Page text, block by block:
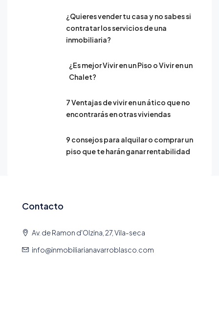
¿Quieres vender tu casa y no sabes si
contratar los servicios de una
inmobiliaria?
¿Es mejor Vivir en un Piso o Vivir en un
Chalet?
7 Ventajas de vivir en un ático que no
encontrarás en otras viviendas
9 consejos para alquilar o comprar un
piso que te harán ganar rentabilidad
Contacto
Av. de Ramon d'Olzina, 27, Vila-seca
info@inmobiliarianavarroblasco.com